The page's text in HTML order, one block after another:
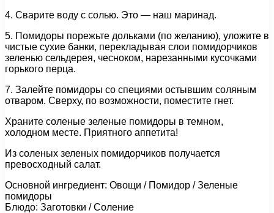
4. Сварите воду с солью. Это — наш маринад.
5. Помидоры порежьте дольками (по желанию), уложите в
чистые сухие банки, перекладывая слои помидорчиков
зеленью сельдерея, чесноком, нарезанными кусочками
горького перца.
7. Залейте помидоры со специями остывшим соляным
отваром. Сверху, по возможности, поместите гнет.
Храните соленые зеленые помидоры в темном,
холодном месте. Приятного аппетита!
Из соленых зеленых помидорчиков получается
превосходный салат.
Основной ингредиент: Овощи / Помидор / Зеленые
помидоры
Блюдо: Заготовки / Соление